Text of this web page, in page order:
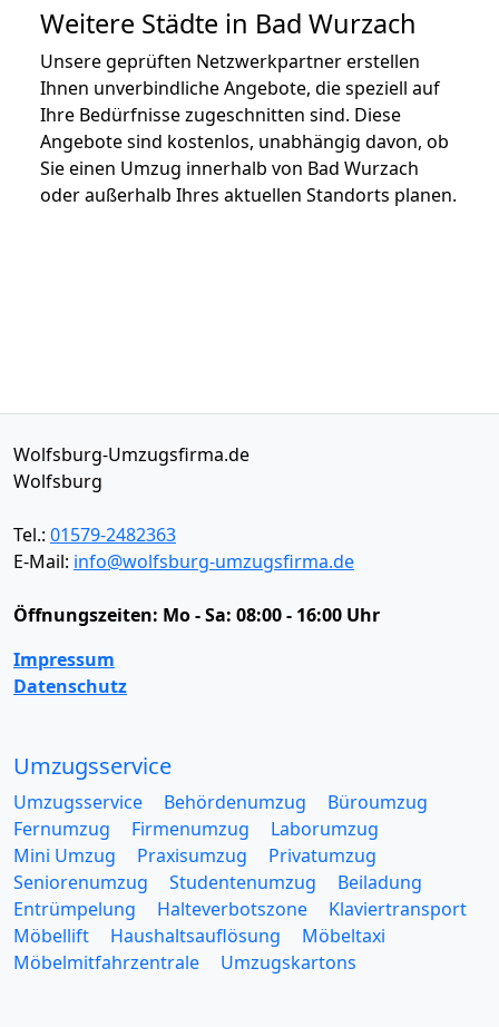
Weitere Städte in Bad Wurzach
Unsere geprüften Netzwerkpartner erstellen
Ihnen unverbindliche Angebote, die speziell auf
Ihre Bedürfnisse zugeschnitten sind. Diese
Angebote sind kostenlos, unabhängig davon, ob
Sie einen Umzug innerhalb von Bad Wurzach
oder außerhalb Ihres aktuellen Standorts planen.
Wolfsburg-Umzugsfirma.de
Wolfsburg
Tel.: 01579-2482363
E-Mail: info@wolfsburg-umzugsfirma.de
Öffnungszeiten: Mo - Sa: 08:00 - 16:00 Uhr
Impressum
Datenschutz
Umzugsservice
Umzugsservice Behördenumzug
Büroumzug
Fernumzug
Firmenumzug
Laborumzug
Mini Umzug
Praxisumzug
Privatumzug
Seniorenumzug
Studentenumzug
Beiladung
Entrümpelung
Halteverbotszone
Klaviertransport
Möbellift
Haushaltsauflösung
Möbeltaxi
Möbelmitfahrzentrale
Umzugskartons